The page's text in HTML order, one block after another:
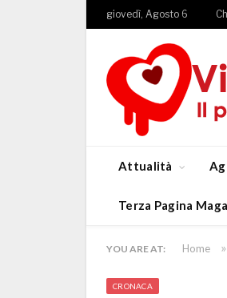
giovedì, Agosto 6
Attualità
Terza Pagina
YOU ARE AT: Home »
CRONACA